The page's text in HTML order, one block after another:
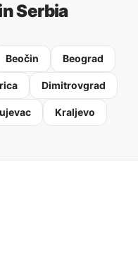
Serbia
Beočin Beograd
Dimitrovgrad
Kraljevo